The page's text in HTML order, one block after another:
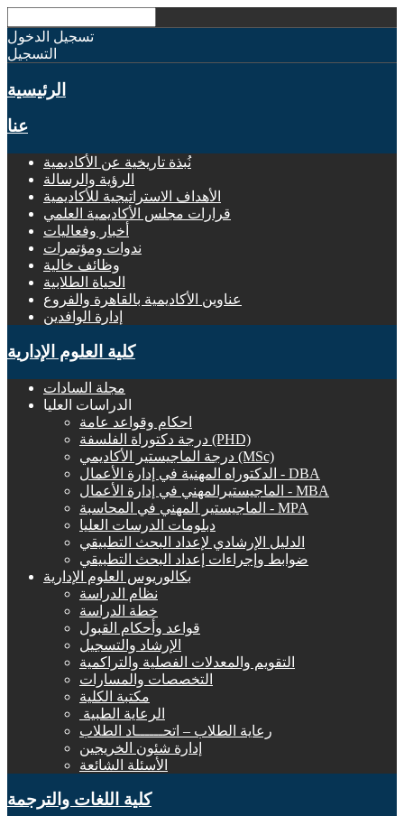
تسجيل الدخول
التسجيل
الرئيسية
عنا
نُبذة تاريخية عن الأكاديمية
الرؤية والرسالة
الأهداف الاستراتيجية للأكاديمية
قرارات مجلس الأكاديمية العلمي
أخبار وفعاليات
ندوات ومؤتمرات
وظائف خالية
الحياة الطلابية
عناوين الأكاديمية بالقاهرة والفروع
إدارة الوافدين
كلية العلوم الإدارية
مجلة السادات
الدراسات العليا
احكام وقواعد عامة
درجة دكتوراة الفلسفة (PHD)
درجة الماجيستير الأكاديمي (MSc)
الدكتوراه المهنية في إدارة الأعمال - DBA
الماجيستيرالمهني في إدارة الأعمال - MBA
الماجيستير المهني في المحاسبة - MPA
دبلومات الدرسات العليا
الدليل الإرشادي لإعداد البحث التطبيقي
ضوابط وإجراءات إعداد البحث التطبيقي
بكالوريوس العلوم الإدارية
نظام الدراسة
خطة الدراسة
قواعد وأحكام القبول
الإرشاد والتسجيل
التقويم والمعدلات الفصلية والتراكمية
التخصصات والمسارات
مكتبة الكلية
الرعاية الطبية ‏
رعاية الطلاب – اتحــــــاد الطلاب
إدارة شئون الخريجين
الأسئلة الشائعة
كلية اللغات والترجمة